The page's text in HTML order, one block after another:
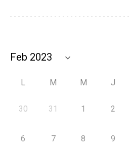
L M M J
30 31 1 2
6 7 8 9